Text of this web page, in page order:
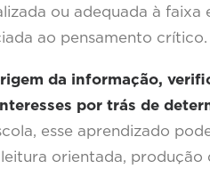
ou adequada à faixa
ao pensamento crítico.
da informação,
por trás de
esse aprendizado
orientada, produção